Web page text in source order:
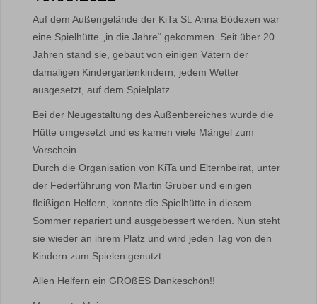
Auf dem Außengelände der KiTa St. Anna Bödexen war
eine Spielhütte „in die Jahre“ gekommen. Seit über 20
Jahren stand sie, gebaut von einigen Vätern der
damaligen Kindergartenkindern, jedem Wetter
ausgesetzt, auf dem Spielplatz.
Bei der Neugestaltung des Außenbereiches wurde die
Hütte umgesetzt und es kamen viele Mängel zum
Vorschein.
Durch die Organisation von KiTa und Elternbeirat, unter
der Federführung von Martin Gruber und einigen
fleißigen Helfern, konnte die Spielhütte in diesem
Sommer repariert und ausgebessert werden. Nun steht
sie wieder an ihrem Platz und wird jeden Tag von den
Kindern zum Spielen genutzt.
Allen Helfern ein GROßES Dankeschön!!